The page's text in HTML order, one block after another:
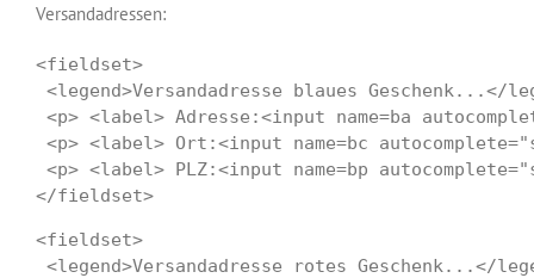
Versandadressen:
<fieldset>
<legend>Versandadresse blaues Geschenk...</
<p> <label> Adresse:<input name=ba
<p> <label> Ort:<input name=bc
<p> <label> PLZ:<input name=bp
</fieldset>
<fieldset>
<legend>Versandadresse rotes Geschenk...</